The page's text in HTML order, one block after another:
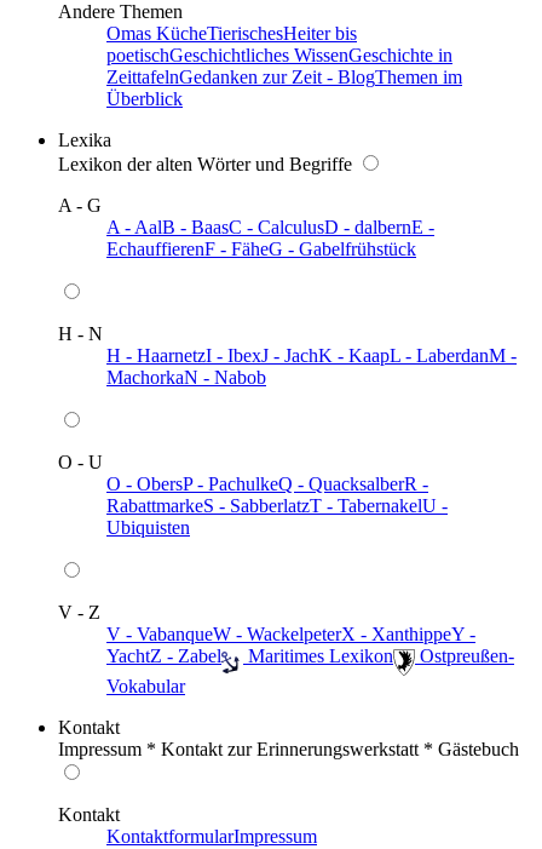
Andere Themen
Omas KücheTierischesHeiter bis
poetischGeschichtliches WissenGeschichte in
ZeittafelnGedanken zur Zeit - BlogThemen im
Überblick
Lexika
Lexikon der alten Wörter und Begriffe
A - G
A - AalB - BaasC - CalculusD - dalbernE -
EchauffierenF - FäheG - Gabelfrühstück
H - N
H - HaarnetzI - IbexJ - JachK - KaapL - LaberdanM -
MachorkaN - Nabob
O - U
O - ObersP - PachulkeQ - QuacksalberR -
RabattmarkeS - SabberlatzT - TabernakelU -
Ubiquisten
V - Z
V - VabanqueW - WackelpeterX - XanthippeY -
YachtZ - Zabel ️ Maritimes Lexikon
️ Ostpreußen-
Vokabular
Kontakt
Impressum * Kontakt zur Erinnerungswerkstatt * Gästebuch
Kontakt
KontaktformularImpressum